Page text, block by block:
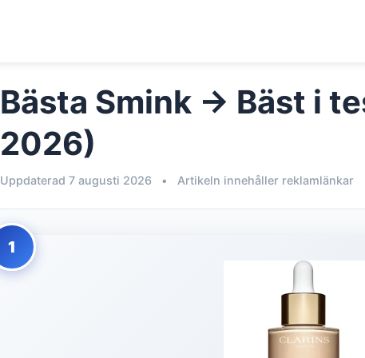
Bästa Smink → Bäst i
2026)
Uppdaterad 7 augusti 2026 • Artikeln innehåller reklamlänkar
1